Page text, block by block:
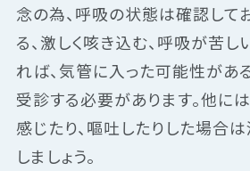
念の為、呼吸の状態は確認して
る、激しく咳き込む、呼吸が苦
れば、気管に入った可能性があ
受診する必要があります。他に
感じたり、嘔吐したりした場合
しましょう。